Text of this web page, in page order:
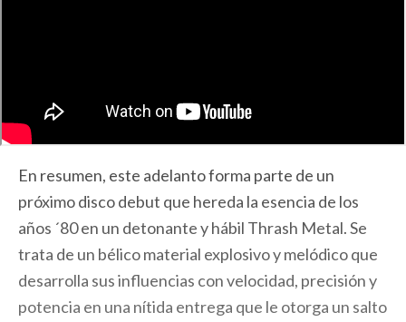
En resumen, este adelanto forma parte de un
próximo disco debut que hereda la esencia de los
años ´80 en un detonante y hábil Thrash Metal. Se
trata de un bélico material explosivo y melódico que
desarrolla sus influencias con velocidad, precisión y
potencia en una nítida entrega que le otorga un salto